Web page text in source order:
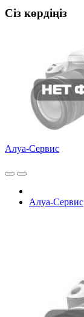
Сіз көрдіңіз
Алуа-Сервис
Алуа-Сервис